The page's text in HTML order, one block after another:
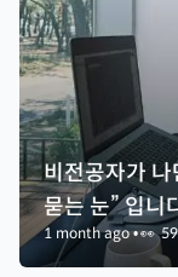
비전공자가 나
묻는 눈” 입니
1 month ago•👀